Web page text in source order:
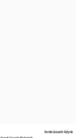
Serwis Liczarek Gdynia